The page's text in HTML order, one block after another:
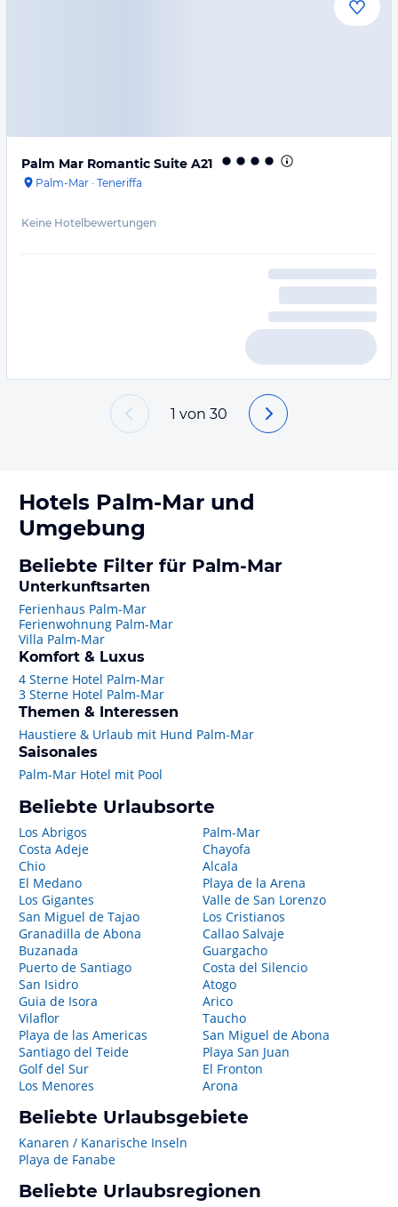
Palm Mar Romantic Suite A21
Palm-Mar · Teneriffa
Keine Hotelbewertungen
1 von 30
Hotels Palm-Mar und
Umgebung
Beliebte Filter für Palm-Mar
Unterkunftsarten
Ferienhaus Palm-Mar
Ferienwohnung Palm-Mar
Villa Palm-Mar
Komfort & Luxus
4 Sterne Hotel Palm-Mar
3 Sterne Hotel Palm-Mar
Themen & Interessen
Haustiere & Urlaub mit Hund Palm-Mar
Saisonales
Palm-Mar Hotel mit Pool
Beliebte Urlaubsorte
Los Abrigos
Costa Adeje
Chio
El Medano
Los Gigantes
San Miguel de Tajao
Granadilla de Abona
Buzanada
Puerto de Santiago
San Isidro
Guia de Isora
Vilaflor
Playa de las Americas
Santiago del Teide
Golf del Sur
Los Menores
Palm-Mar
Chayofa
Alcala
Playa de la Arena
Valle de San Lorenzo
Los Cristianos
Callao Salvaje
Guargacho
Costa del Silencio
Atogo
Arico
Taucho
San Miguel de Abona
Playa San Juan
El Fronton
Arona
Beliebte Urlaubsgebiete
Kanaren / Kanarische Inseln
Playa de Fanabe
Beliebte Urlaubsregionen